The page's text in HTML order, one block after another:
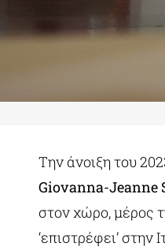
Την άνοιξη του
Giovanna-Jeanne
στον χώρο, μέρος
‘επιστρέφει’ στην